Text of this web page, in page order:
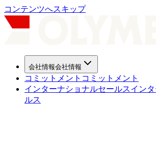
コンテンツへスキップ
会社情報会社情報
コミットメント コミットメント
インターナショナルセールスイン
ルス